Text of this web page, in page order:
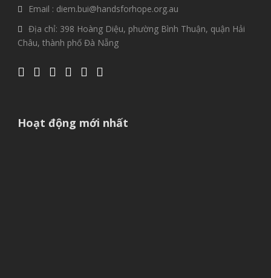
Email : diem.bui@handsforhope.org.au
Địa chỉ: 398 Hoàng Diệu, phường Bình Thuận, quận Hải
Châu, thành phố Đà Nẵng
Hoạt động mới nhất